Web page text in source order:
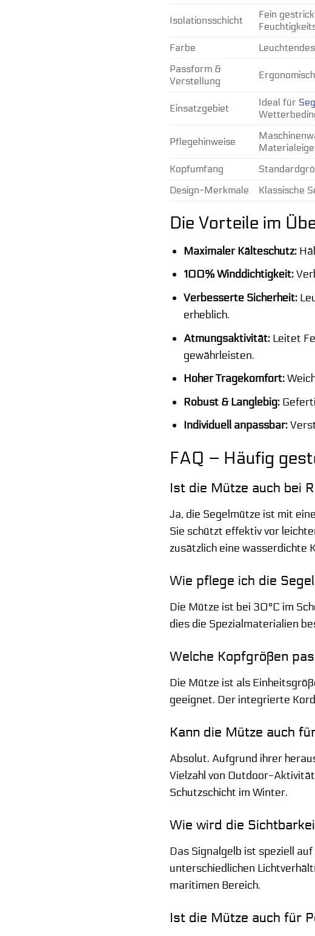
Isolationsschicht
Fein
Farbe
Passform &
Verstellung
Einsatzgebiet
Ideal für
Pflegehinweise
Kopfumfang
Design-Merkmale
Klassische
Die Vorteile im
Maximaler Kälteschutz:
100% Winddichtigkeit:
Verbesserte Sicherheit:
erheblich.
Atmungsaktivität: Leitet
gewährleisten.
Hoher Tragekomfort:
Robust & Langlebig:
Individuell anpassbar:
FAQ – Häufig
Ist die Mütze auch bei
Ja, die Segelmütze ist mit
Sie schützt effektiv vor
zusätzlich eine wasserdichte
Wie pflege ich die
Die Mütze ist bei 30°C im
dies die Spezialmaterialien
Welche Kopfgrößen
Die Mütze ist als
geeignet. Der integrierte
Kann die Mütze auch
Absolut. Aufgrund ihrer
Vielzahl von Outdoor-
Schutzschicht im Winter.
Wie wird die
Das Signalgelb ist speziell
unterschiedlichen
maritimen Bereich.
Ist die Mütze auch für